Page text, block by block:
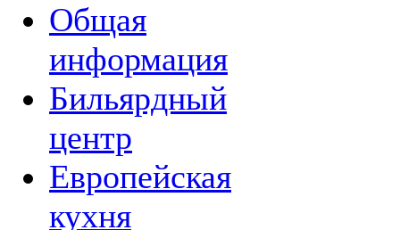
Общая
информация
Бильярдный
центр
Европейская
кухня